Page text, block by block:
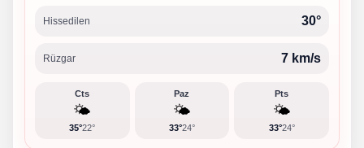
Hissedilen 30°
Rüzgar 7 km/s
Cts
🌤️
35°22°
Paz
🌤️
33°24°
Pts
🌤️
33°24°